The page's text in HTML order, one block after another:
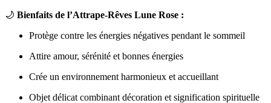
🌙 Bienfaits de l’Attrape-Rêves Lune Rose :
Protège contre les énergies négatives pendant le sommeil
Attire amour, sérénité et bonnes énergies
Crée un environnement harmonieux et accueillant
Objet délicat combinant décoration et signification spirituelle